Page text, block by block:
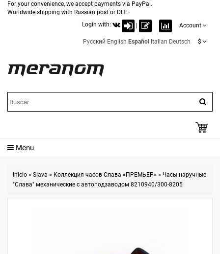
For your convenience, we accept payments via PayPal.
Worldwide shipping with Russian post or DHL.
Login with:
Account
Русский English Español Italian Deutsch $
Menu
Inicio » Slava » Коллекция часов Слава «ПРЕМЬЕР» » Часы наручные
"Слава" механические с автоподзаводом 8210940/300-8205